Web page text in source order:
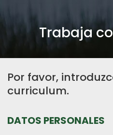
Trabaja
Por favor,
curriculum.
DATOS PERSONALES